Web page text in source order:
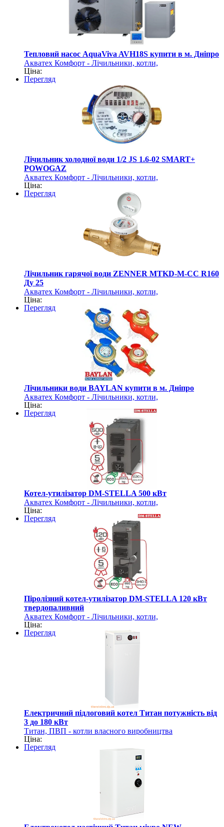
Тепловий насос AquaViva AVH18S купити в м. Дніпро
Акватех Комфорт - Лічильники, котли,
акумулятори, насоси
Ціна:
Перегляд
Лічильник холодної води 1/2 JS 1.6-02 SMART+
POWOGAZ
Акватех Комфорт - Лічильники, котли,
акумулятори, насоси
Ціна:
Перегляд
Лічильник гарячої води ZENNER MTKD-M-CC R160
Ду 25
Акватех Комфорт - Лічильники, котли,
акумулятори, насоси
Ціна:
Перегляд
Лічильники води BAYLAN купити в м. Дніпро
Акватех Комфорт - Лічильники, котли,
акумулятори, насоси
Ціна:
Перегляд
Котел-утилізатор DM-STELLA 500 кВт
Акватех Комфорт - Лічильники, котли,
акумулятори, насоси
Ціна:
Перегляд
Піролізний котел-утилізатор DM-STELLA 120 кВт
твердопаливний
Акватех Комфорт - Лічильники, котли,
акумулятори, насоси
Ціна:
Перегляд
Електричний підлоговий котел Титан потужність від
3 до 180 кВт
Титан, ПВП - котли власного виробництва
Ціна:
Перегляд